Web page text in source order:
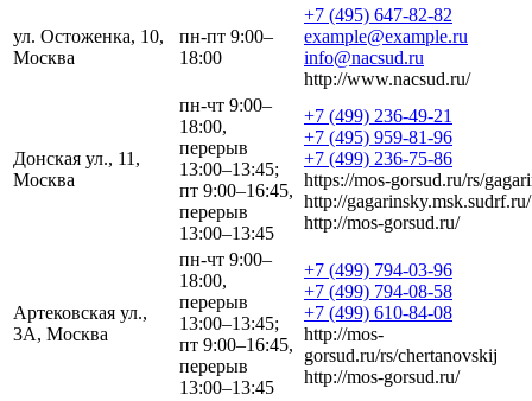
ул. Остоженка, 10,
Москва
пн-пт 9:00–
18:00
+7 (495) 647-82-82
example@example.ru
info@nacsud.ru
http://www.nacsud.ru/
Донская ул., 11,
Москва
пн-чт 9:00–
18:00,
перерыв
13:00–13:45;
пт 9:00–16:45,
перерыв
13:00–13:45
+7 (499) 236-49-21
+7 (495) 959-81-96
+7 (499) 236-75-86
https://mos-gorsud.ru/rs/
http://gagarinsky.msk.sudrf.ru/
http://mos-gorsud.ru/
Артековская ул.,
3А, Москва
пн-чт 9:00–
18:00,
перерыв
13:00–13:45;
пт 9:00–16:45,
перерыв
13:00–13:45
+7 (499) 794-03-96
+7 (499) 794-08-58
+7 (499) 610-84-08
http://mos-
gorsud.ru/rs/chertanovskij
http://mos-gorsud.ru/